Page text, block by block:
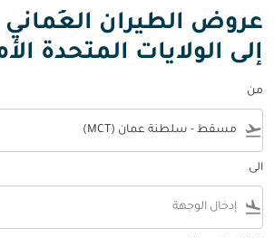
عروض الطيران
إلى الولايات المتحدة
من
flight_takeoff
الى
flight_land